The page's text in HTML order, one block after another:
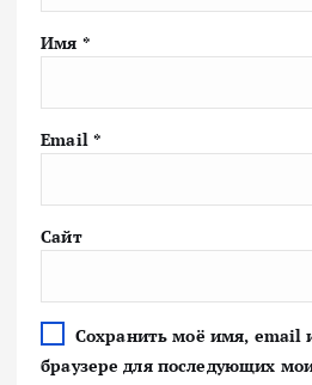
Имя *
Email *
Сайт
Сохранить моё имя, email
браузере для последующих